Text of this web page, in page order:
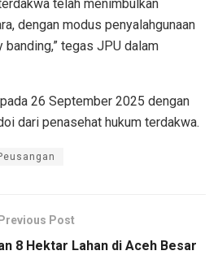
telah menimbulkan
dengan modus penyalahgunaan
tegas JPU dalam
26 September 2025 dengan
dari penasehat hukum terdakwa.
Previous Post
8 Hektar Lahan di Aceh Besar